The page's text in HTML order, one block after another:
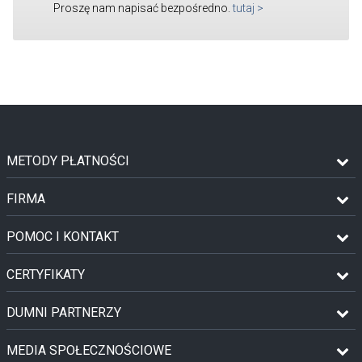
Proszę nam napisać bezpośredno. tutaj >
METODY PŁATNOŚCI
FIRMA
POMOC I KONTAKT
CERTYFIKATY
DUMNI PARTNERZY
MEDIA SPOŁECZNOŚCIOWE